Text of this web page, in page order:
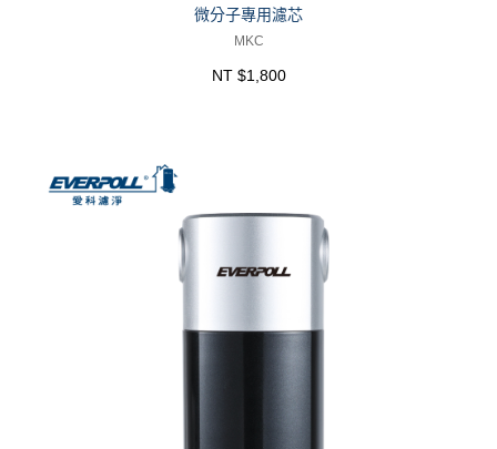
微分子專用濾芯
MKC
NT $1,800